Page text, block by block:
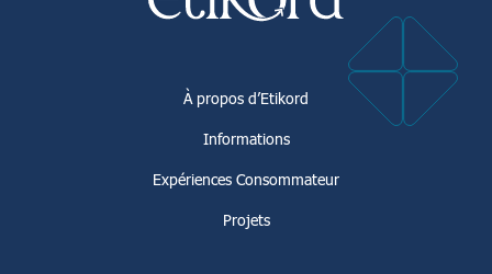
À propos d’Etikord
Informations
Expériences Consommateur
Projets